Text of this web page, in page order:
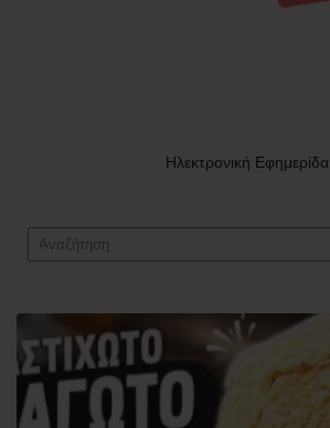
Ηλεκτρονική Εφημερίδα